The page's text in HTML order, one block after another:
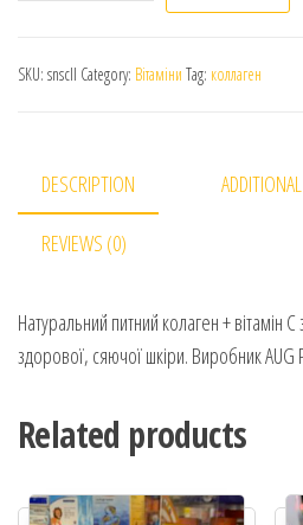
SKU: snscll Category: Вітаміни Tag: коллаген
DESCRIPTION
REVIEWS (0)
Натуральний питний колаген + вітамін
здорової, сяючої шкіри. Виробник AUG
Related products